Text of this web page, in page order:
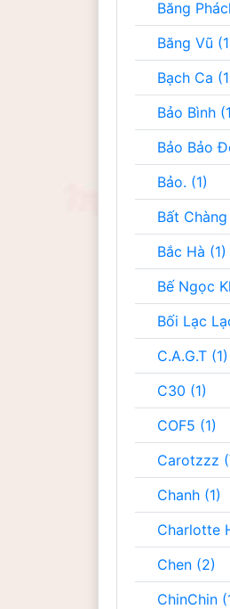
Băng
Băng Vũ
Bạch Ca
Bảo Bình
Bảo Bảo
Bảo. (1)
Bất
Bắc Hà (1)
Bế Ngọc
Bối Lạc
C.A.G.T (1)
C30 (1)
COF5 (1)
Carotzzz
Chanh (1)
Charlotte
Chen (2)
ChinChin